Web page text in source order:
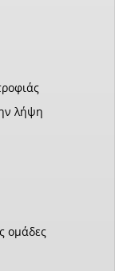
λήψη
ομάδες